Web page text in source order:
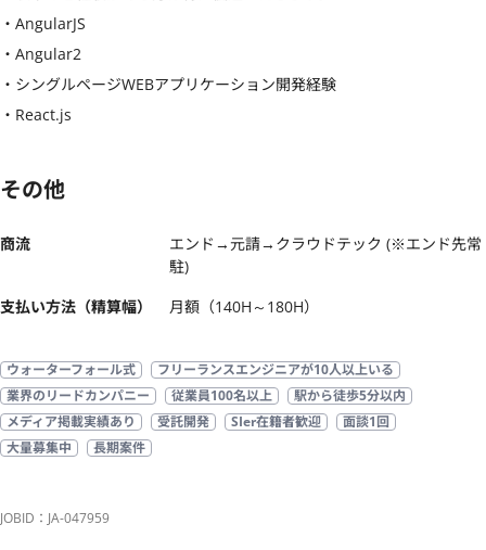
・AngularJS
・Angular2
・シングルページWEBアプリケーション開発経験
・React.js
その他
商流
エンド→元請→クラウドテック (※エンド先常
駐)
支払い方法（精算幅）
月額（140H～180H）
ウォーターフォール式
フリーランスエンジニアが10人以上いる
業界のリードカンパニー
従業員100名以上
駅から徒歩5分以内
メディア掲載実績あり
受託開発 SIer在籍者歓迎
面談1回
大量募集中
長期案件
JOBID：JA-047959